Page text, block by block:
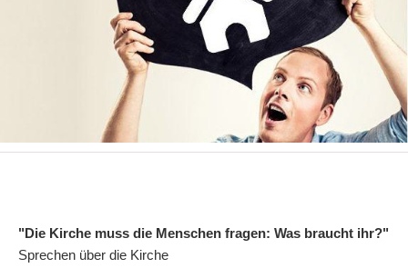
"Die Kirche muss die Menschen fragen: Was braucht ihr?"
Sprechen über die Kirche